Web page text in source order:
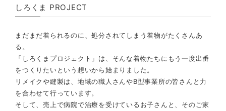
しろくま PROJECT
まだまだ着られるのに、処分されてしまう着物がたくさんあ
る。
「しろくまプロジェクト」は、そんな着物たちにもう一度出番
をつくりたいという想いから始まりました。
リメイクや縫製は、地域の職人さんやB型事業所の皆さんと力
を合わせて行っています。
そして、売上で病院で治療を受けているお子さんと、そのご家